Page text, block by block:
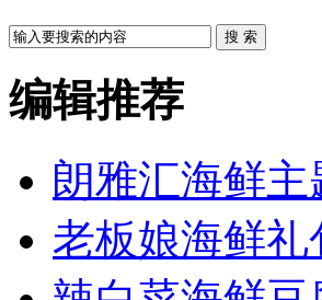
搜 索
编辑推荐
朗雅汇海鲜主
老板娘海鲜